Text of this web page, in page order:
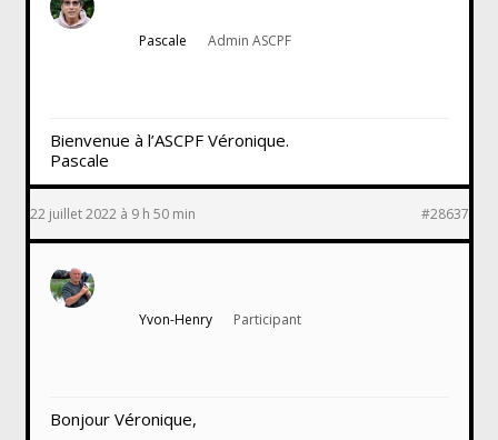
Pascale Admin ASCPF
Bienvenue à l’ASCPF Véronique.
Pascale
22 juillet 2022 à 9 h 50 min #28637
Yvon-Henry Participant
Bonjour Véronique,